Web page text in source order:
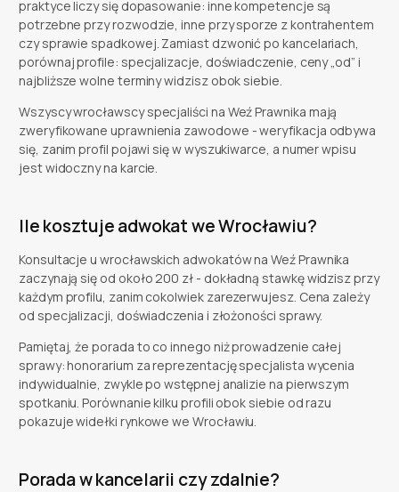
praktyce liczy się dopasowanie: inne kompetencje są
potrzebne przy rozwodzie, inne przy sporze z kontrahentem
czy sprawie spadkowej. Zamiast dzwonić po kancelariach,
porównaj profile: specjalizacje, doświadczenie, ceny „od” i
najbliższe wolne terminy widzisz obok siebie.
Wszyscy wrocławscy specjaliści na Weź Prawnika mają
zweryfikowane uprawnienia zawodowe - weryfikacja odbywa
się, zanim profil pojawi się w wyszukiwarce, a numer wpisu
jest widoczny na karcie.
Ile kosztuje adwokat we Wrocławiu?
Konsultacje u wrocławskich adwokatów na Weź Prawnika
zaczynają się od około 200 zł - dokładną stawkę widzisz przy
każdym profilu, zanim cokolwiek zarezerwujesz. Cena zależy
od specjalizacji, doświadczenia i złożoności sprawy.
Pamiętaj, że porada to co innego niż prowadzenie całej
sprawy: honorarium za reprezentację specjalista wycenia
indywidualnie, zwykle po wstępnej analizie na pierwszym
spotkaniu. Porównanie kilku profili obok siebie od razu
pokazuje widełki rynkowe we Wrocławiu.
Porada w kancelarii czy zdalnie?